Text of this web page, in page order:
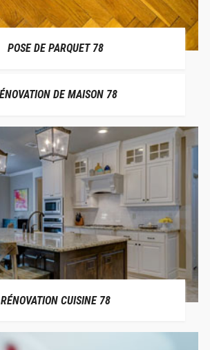
POSE DE PARQUET 78
DE MAISON 78
RÉNOVATION CUISINE 78